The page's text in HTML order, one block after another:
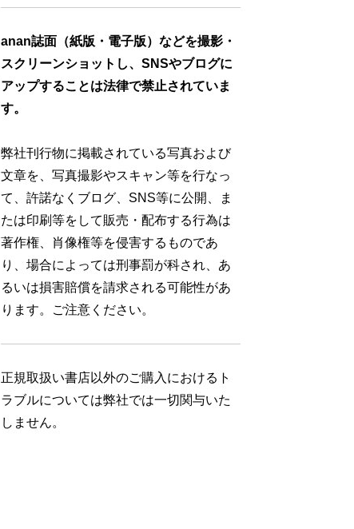
anan誌面（紙版・電子版）などを撮影・
スクリーンショットし、SNSやブログに
アップすることは法律で禁止されていま
す。
弊社刊行物に掲載されている写真および
文章を、写真撮影やスキャン等を行なっ
て、許諾なくブログ、SNS等に公開、ま
たは印刷等をして販売・配布する行為は
著作権、肖像権等を侵害するものであ
り、場合によっては刑事罰が科され、あ
るいは損害賠償を請求される可能性があ
ります。ご注意ください。
正規取扱い書店以外のご購入におけるト
ラブルについては弊社では一切関与いた
しません。